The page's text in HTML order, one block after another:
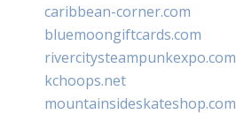
caribbean-corner.com
bluemoongiftcards.com
rivercitysteampunkexpo.com
kchoops.net
mountainsideskateshop.com